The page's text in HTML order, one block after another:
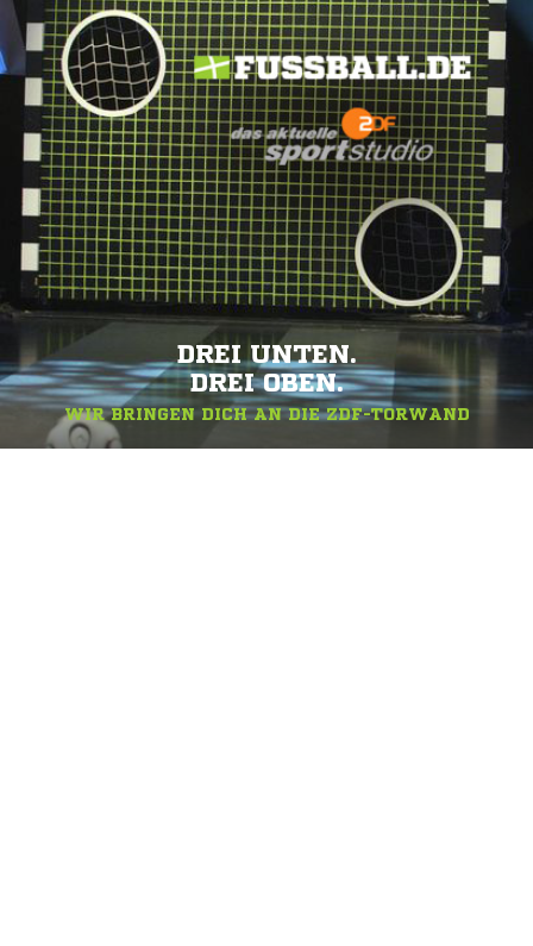
DREI UNTEN.
DREI OBEN.
WIR BRINGEN DICH AN DIE ZDF-TORWAND